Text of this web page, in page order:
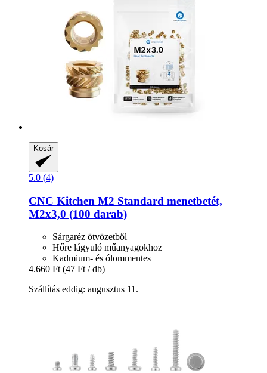
Kosár
5.0 (4)
CNC Kitchen M2 Standard menetbetét,
M2x3,0 (100 darab)
Sárgaréz ötvözetből
Hőre lágyuló műanyagokhoz
Kadmium- és ólommentes
4.660 Ft (47 Ft / db)
Szállítás eddig: augusztus 11.